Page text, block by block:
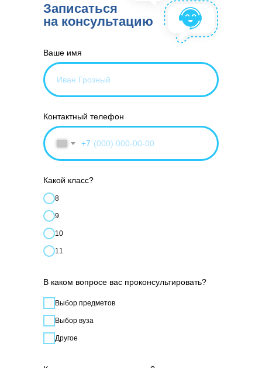
Ваше имя
Контактный телефон
+7
Какой класс?
8
9
10
11
В каком вопросе вас проконсультировать?
Выбор предметов
Выбор вуза
Другое
Записаться
на консультацию